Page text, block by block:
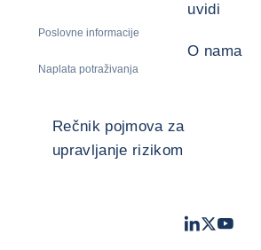
Poslovne informacije
Naplata potraživanja
uvidi
O nama
Rečnik pojmova za
upravljanje rizikom
LinkedIn
TwitterYoutube